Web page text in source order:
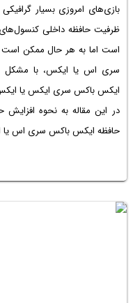
بازی‌های امروزی بسیار
ظرفیت حافظه داخلی
است اما به هر حال ممکن
سری اس یا ایکس، با مشکل
ایکس باکس سری ایکسیا
در این مقاله به نحوه
حافظه ایکس باکس سری اس